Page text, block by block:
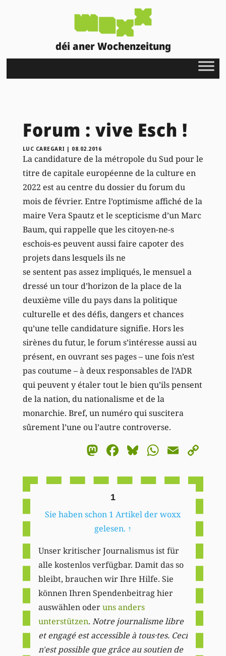
déi aner Wochenzeitung
Forum : vive Esch !
LUC CAREGARI | 08.02.2016
La candidature de la métropole du Sud pour le
titre de capitale européenne de la culture en
2022 est au centre du dossier du forum du
mois de février. Entre l’optimisme affiché de la
maire Vera Spautz et le scepticisme d’un Marc
Baum, qui rappelle que les citoyen-ne-s
eschois-es peuvent aussi faire capoter des
projets dans lesquels ils ne
se sentent pas assez impliqués, le mensuel a
dressé un tour d’horizon de la place de la
deuxième ville du pays dans la politique
culturelle et des défis, dangers et chances
qu’une telle candidature signifie. Hors les
sirènes du futur, le forum s’intéresse aussi au
présent, en ouvrant ses pages – une fois n’est
pas coutume – à deux responsables de l’ADR
qui peuvent y étaler tout le bien qu’ils pensent
de la nation, du nationalisme et de la
monarchie. Bref, un numéro qui suscitera
sûrement l’une ou l’autre controverse.
Mastodon
Facebook
BlueskyEmail
1
Sie haben schon 1 Artikel der woxx
gelesen. ↑
Unser kritischer Journalismus ist für
alle kostenlos verfügbar. Damit das so
bleibt, brauchen wir Ihre Hilfe. Sie
können Ihren Spendenbeitrag hier
auswählen oderuns anders
unterstützen. Notre journalisme libre
et engagé est accessible à tous·tes. Ceci
n'est possible que grâce au soutien de